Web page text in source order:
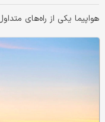
هواپیما یکی از راه‌های